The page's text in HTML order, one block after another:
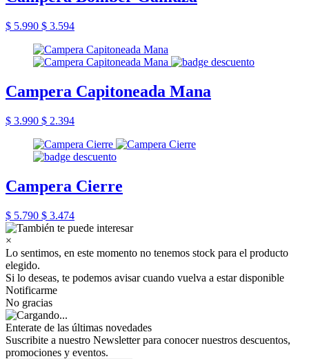
$ 5.990 $ 3.594
Campera Capitoneada Mana
$ 3.990 $ 2.394
Campera Cierre
$ 5.790 $ 3.474
×
Lo sentimos, en este momento no tenemos stock para el producto
elegido.
Si lo deseas, te podemos avisar cuando vuelva a estar disponible
Notificarme
No gracias
Enterate de las últimas novedades
Suscribite a nuestro Newsletter para conocer nuestros descuentos,
promociones y eventos.